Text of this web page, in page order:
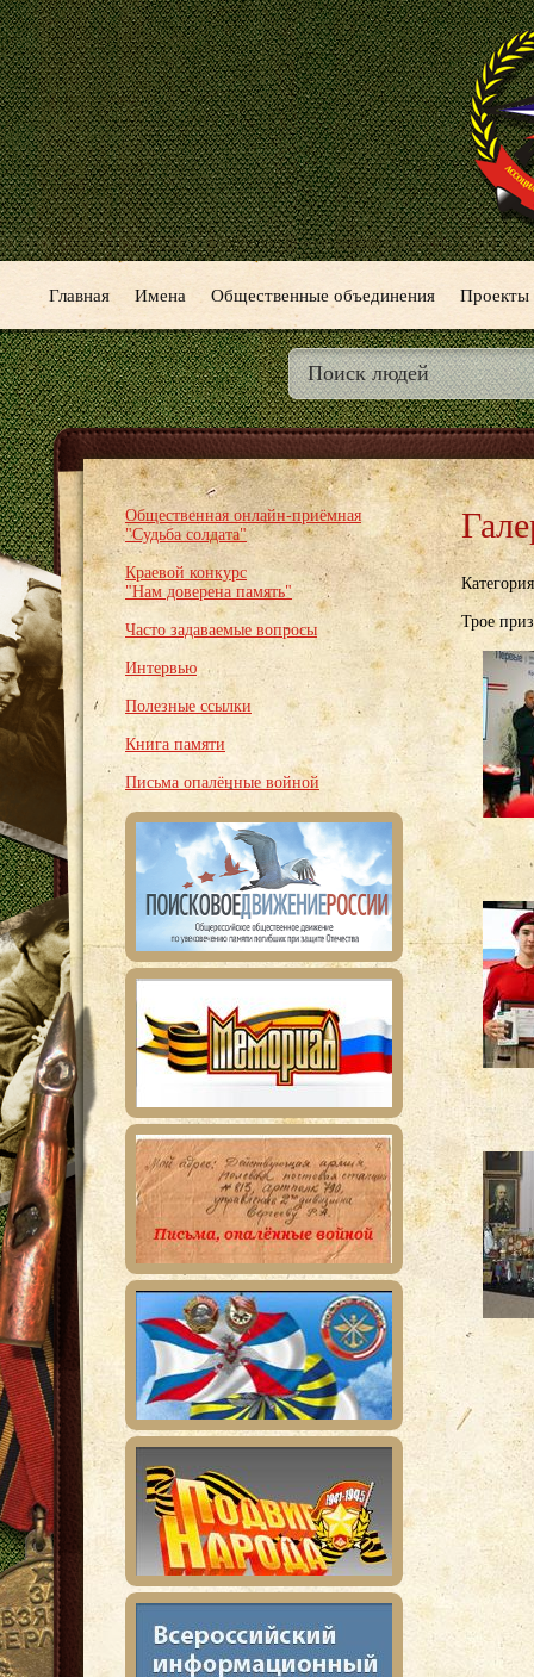
Главная Имена Общественные объединения Проекты
Общественная онлайн-приёмная
"Судьба солдата"
Краевой конкурс
"Нам доверена память"
Часто задаваемые вопросы
Интервью
Полезные ссылки
Книга памяти
Письма опалённые войной
Трое